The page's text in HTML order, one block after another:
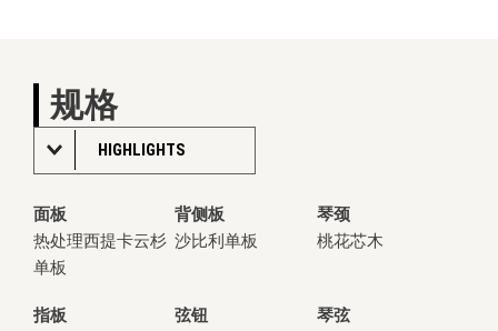
规格
HIGHLIGHTS
面板 背侧板
琴颈
热处理西提卡云杉
单板
沙比利单板 桃花芯木
指板 弦钮
琴弦